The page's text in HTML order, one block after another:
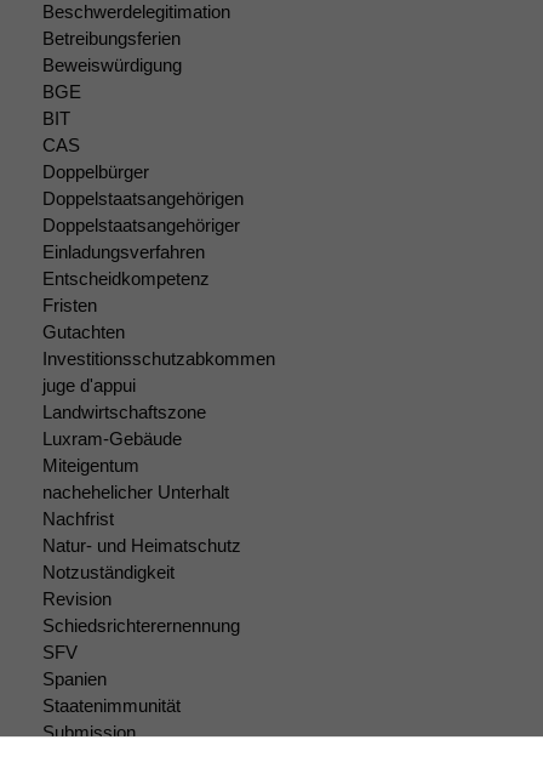
Beschwerdelegitimation
Betreibungsferien
Beweiswürdigung
BGE
BIT
CAS
Doppelbürger
Doppelstaatsangehörigen
Doppelstaatsangehöriger
Einladungsverfahren
Entscheidkompetenz
Fristen
Gutachten
Investitionsschutzabkommen
juge d'appui
Landwirtschaftszone
Luxram-Gebäude
Miteigentum
nachehelicher Unterhalt
Nachfrist
Natur- und Heimatschutz
Notzuständigkeit
Revision
Schiedsrichterernennung
SFV
Spanien
Staatenimmunität
Submission
statistische